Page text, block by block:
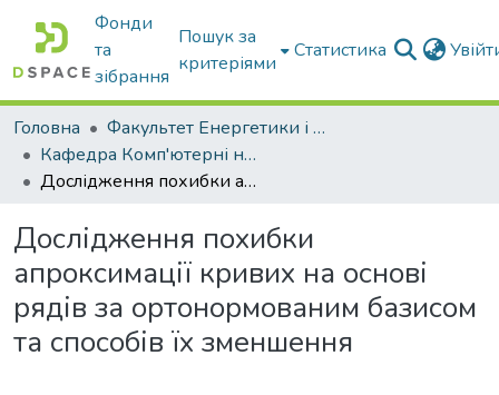
Фонди
та
зібрання
Пошук за
критеріями
Статистика
Головна
Факультет Енергетики і комп'ютерних технологій
Кафедра Комп'ютерні науки
Дослідження похибки апроксимації кривих на основі рядів за ортонормованим базисом та способів їх зменшення
Дослідження похибки
апроксимації кривих на основі
рядів за ортонормованим базисом
та способів їх зменшення